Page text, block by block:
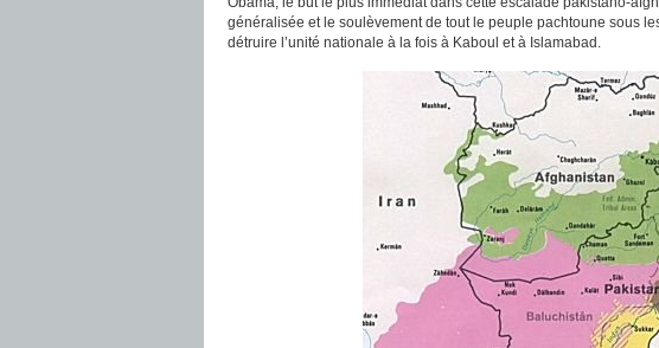
généralisée et le soulèvement de tout le peuple pachtoune sous
détruire l’unité nationale à la fois à Kaboul et à Islamabad.